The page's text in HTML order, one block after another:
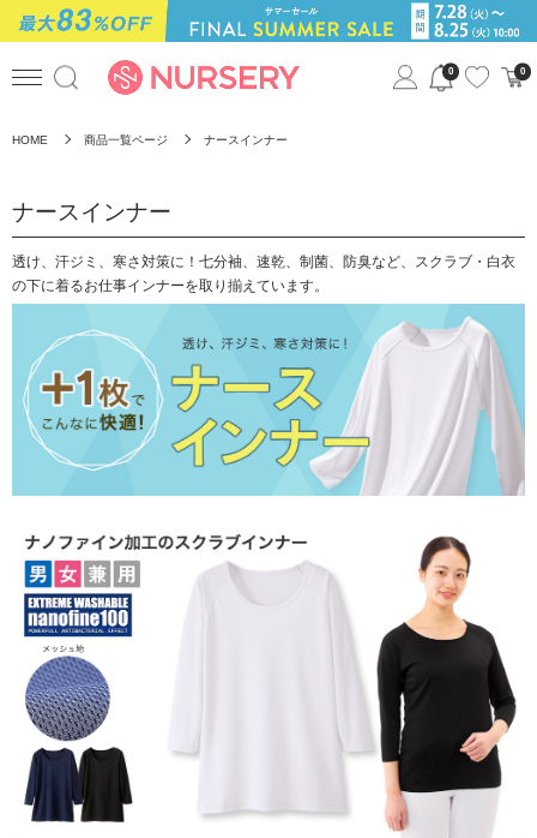
0 0
HOME 商品一覧ページ ナースインナー
ナースインナー
透け、汗ジミ、寒さ対策に！七分袖、速乾、制菌、防臭など、スクラブ・白衣
の下に着るお仕事インナーを取り揃えています。